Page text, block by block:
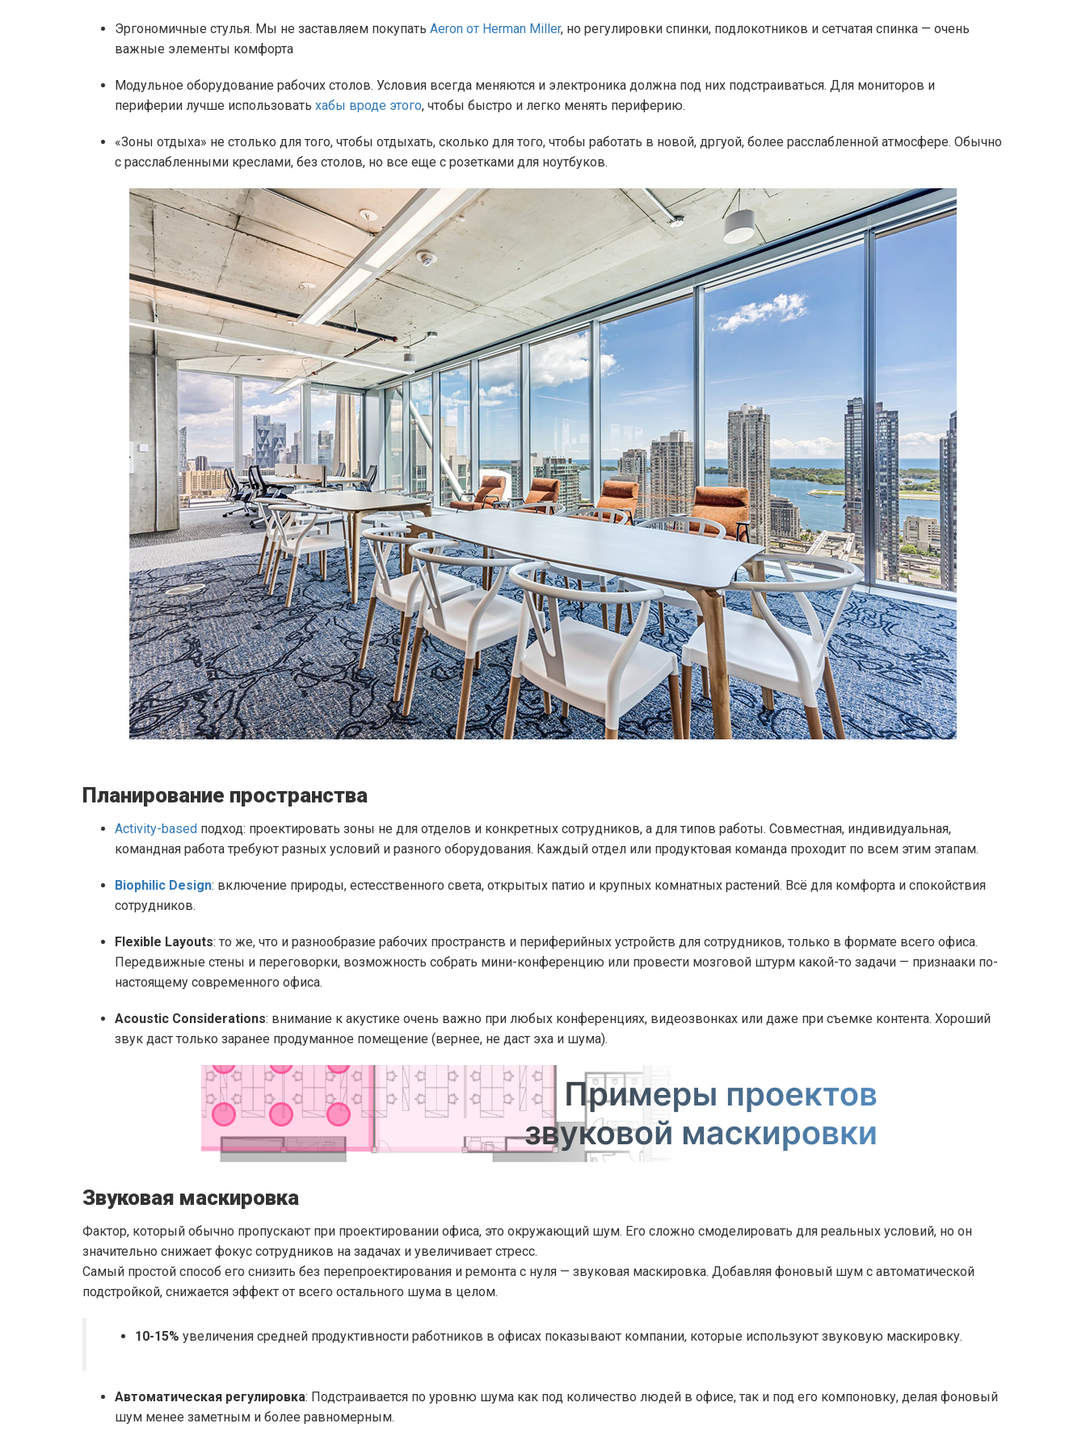
Эргономичные стулья. Мы не заставляем покупать Aeron от Herman Miller, но регулировки спинки, подлокотников и сетчатая спинка — очень
важные элементы комфорта
Модульное оборудование рабочих столов. Условия всегда меняются и электроника должна под них подстраиваться. Для мониторов и
периферии лучше использовать хабы вроде этого, чтобы быстро и легко менять периферию.
«Зоны отдыха» не столько для того, чтобы отдыхать, сколько для того, чтобы работать в новой, дргуой, более расслабленной атмосфере. Обычно
с расслабленными креслами, без столов, но все еще с розетками для ноутбуков.
Планирование пространства
Activity-based подход: проектировать зоны не для отделов и конкретных сотрудников, а для типов работы. Совместная, индивидуальная,
командная работа требуют разных условий и разного оборудования. Каждый отдел или продуктовая команда проходит по всем этим этапам.
Biophilic Design: включение природы, естесственного света, открытых патио и крупных комнатных растений. Всё для комфорта и спокойствия
сотрудников.
Flexible Layouts: то же, что и разнообразие рабочих пространств и периферийных устройств для сотрудников, только в формате всего офиса.
Передвижные стены и переговорки, возможность собрать мини-конференцию или провести мозговой штурм какой-то задачи — признааки по-
настоящему современного офиса.
Acoustic Considerations: внимание к акустике очень важно при любых конференциях, видеозвонках или даже при съемке контента. Хороший
звук даст только заранее продуманное помещение (вернее, не даст эха и шума).
Звуковая маскировка
Фактор, который обычно пропускают при проектировании офиса, это окружающий шум. Его сложно смоделировать для реальных условий, но он
значительно снижает фокус сотрудников на задачах и увеличивает стресс.
Самый простой способ его снизить без перепроектирования и ремонта с нуля — звуковая маскировка. Добавляя фоновый шум с автоматической
подстройкой, снижается эффект от всего остального шума в целом.
10-15% увеличения средней продуктивности работников в офисах показывают компании, которые используют звуковую маскировку.
Автоматическая регулировка: Подстраивается по уровню шума как под количество людей в офисе, так и под его компоновку, делая фоновый
шум менее заметным и более равномерным.